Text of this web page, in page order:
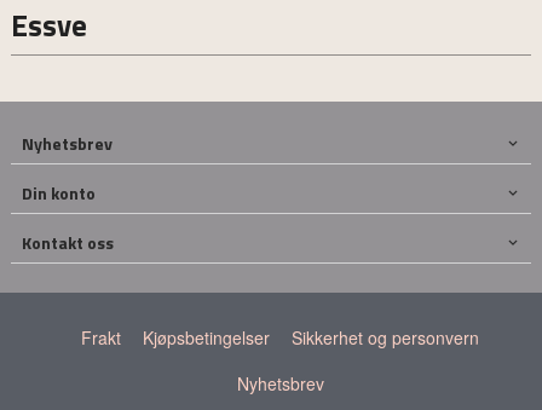
Essve
Nyhetsbrev
Din konto
Kontakt oss
Frakt Kjøpsbetingelser
Sikkerhet og personvern
Nyhetsbrev